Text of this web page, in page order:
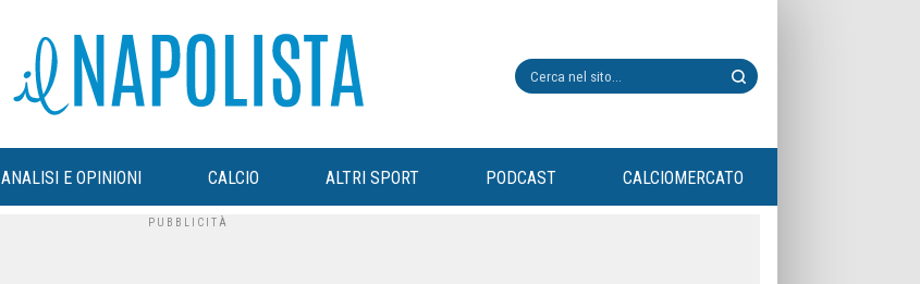
ANALISI E OPINIONI CALCIO ALTRI SPORT PODCAST CALCIOMERCATO